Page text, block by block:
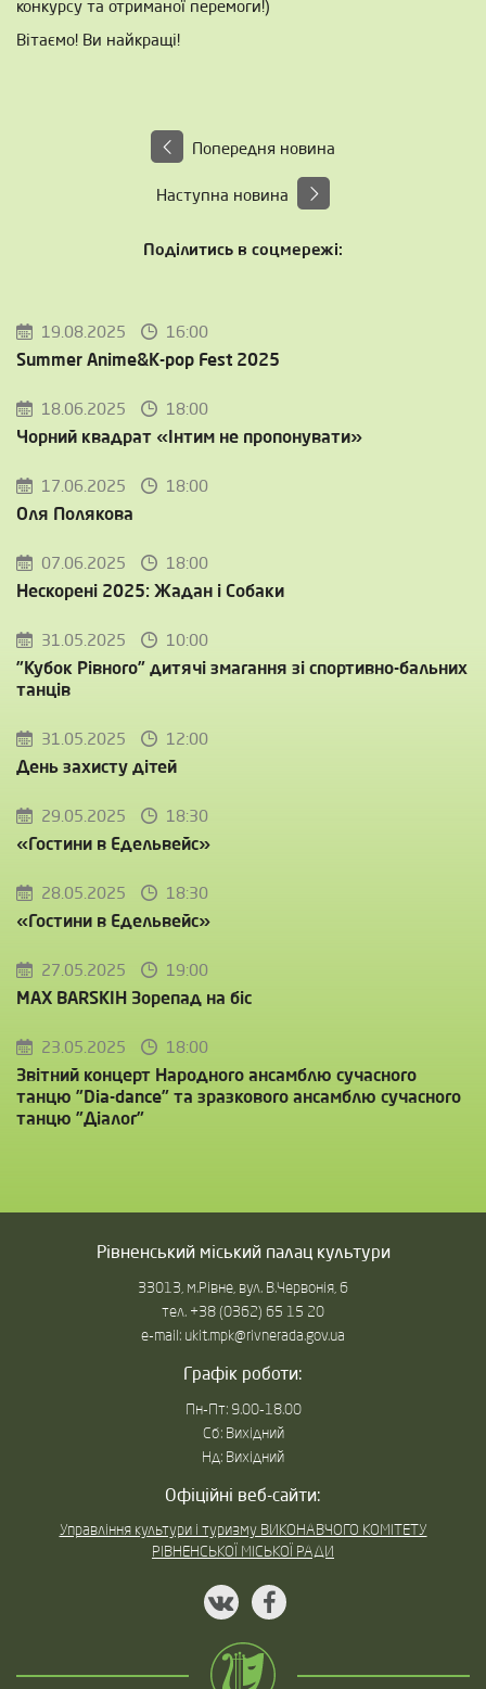
конкурсу та отриманої перемоги!)
Вітаємо! Ви найкращі!
Попередня новина
Поділитись в соцмережі:
Наступна новина
19.08.2025 16:00
Summer Anime&K-pop Fest 2025
18.06.2025 18:00
Чорний квадрат «Інтим не пропонувати»
17.06.2025 18:00
Оля Полякова
07.06.2025 18:00
Нескорені 2025: Жадан і Собаки
31.05.2025 10:00
”Кубок Рівного” дитячі змагання зі спортивно-бальних
танців
31.05.2025 12:00
День захисту дітей
29.05.2025 18:30
«Гостини в Едельвейс»
28.05.2025 18:30
«Гостини в Едельвейс»
27.05.2025 19:00
MAX BARSKIH Зорепад на біс
23.05.2025 18:00
Звітний концерт Народного ансамблю сучасного
танцю ”Dia-dance” та зразкового ансамблю сучасного
танцю ”Діалог”
Рівненський міський палац культури
33013, м.Рівне, вул. В.Червонія, 6
тел. +38 (0362) 65 15 20
e-mail: ukit.mpk@rivnerada.gov.ua
Графік роботи:
Пн-Пт: 9.00-18.00
Сб: Вихідний
Нд: Вихідний
Офіційні веб-сайти:
Управління культури і туризму ВИКОНАВЧОГО КОМІТЕТУ
РІВНЕНСЬКОЇ МІСЬКОЇ РАДИ